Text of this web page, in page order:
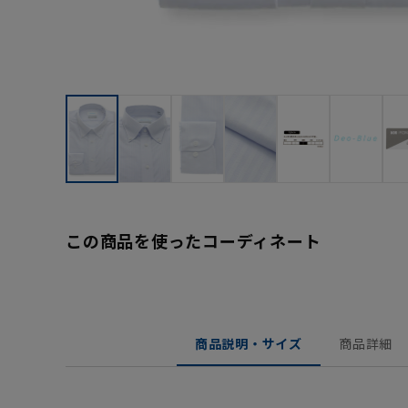
この商品を使ったコーディネート
商品説明・サイズ 商品詳細